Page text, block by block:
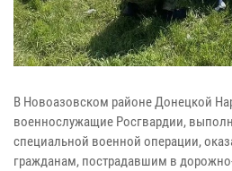
В Новоазовском районе Донецкой
военнослужащие Росгвардии,
специальной военной операции,
гражданам, пострадавшим в